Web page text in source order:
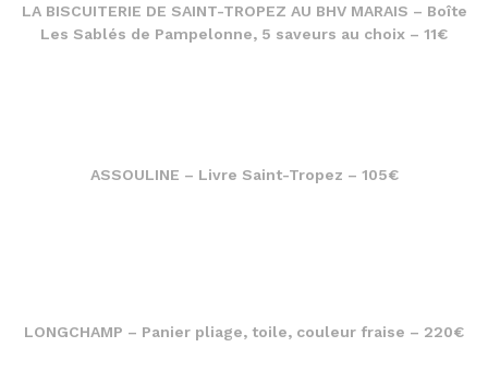
LA BISCUITERIE DE SAINT-TROPEZ AU BHV MARAIS – Boîte
Les Sablés de Pampelonne, 5 saveurs au choix – 11€
ASSOULINE – Livre Saint-Tropez – 105€
LONGCHAMP – Panier pliage, toile, couleur fraise – 220€